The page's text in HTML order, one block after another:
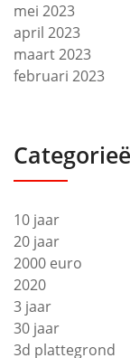
mei 2023
april 2023
maart 2023
februari 2023
10 jaar
20 jaar
2000 euro
2020
3 jaar
30 jaar
3d plattegrond